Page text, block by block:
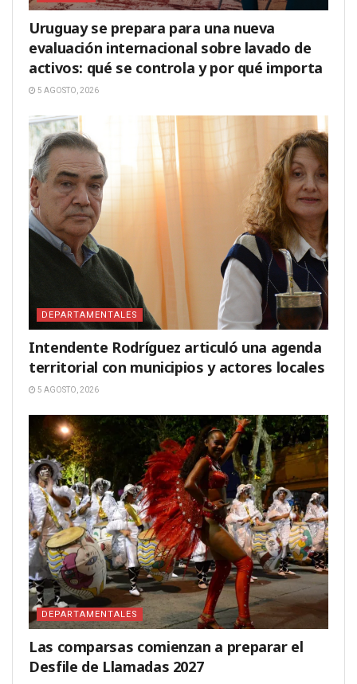
Uruguay se prepara para una nueva
evaluación internacional sobre lavado de
activos: qué se controla y por qué importa
5 AGOSTO, 2026
DEPARTAMENTALES
Intendente Rodríguez articuló una agenda
territorial con municipios y actores locales
5 AGOSTO, 2026
DEPARTAMENTALES
Las comparsas comienzan a preparar el
Desfile de Llamadas 2027